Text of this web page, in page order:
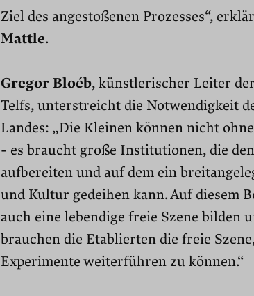
Ziel des angestoßenen Prozesses“,
Mattle.
Gregor Bloéb, künstlerischer Leiter
Telfs, unterstreicht die Notwendigkeit
Landes: „Die Kleinen können nicht
- es braucht große Institutionen, die
aufbereiten und auf dem ein
und Kultur gedeihen kann. Auf diesem
auch eine lebendige freie Szene bilden
brauchen die Etablierten die freie
Experimente weiterführen zu können.“